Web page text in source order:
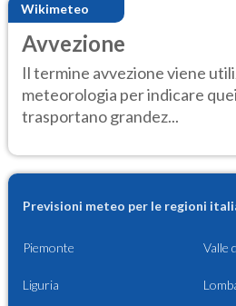
Wikimeteo
Avvezione
Il termine avvezione viene
meteorologia per indicare
trasportano grandez...
Previsioni meteo per le regioni
Piemonte Valle
Liguria